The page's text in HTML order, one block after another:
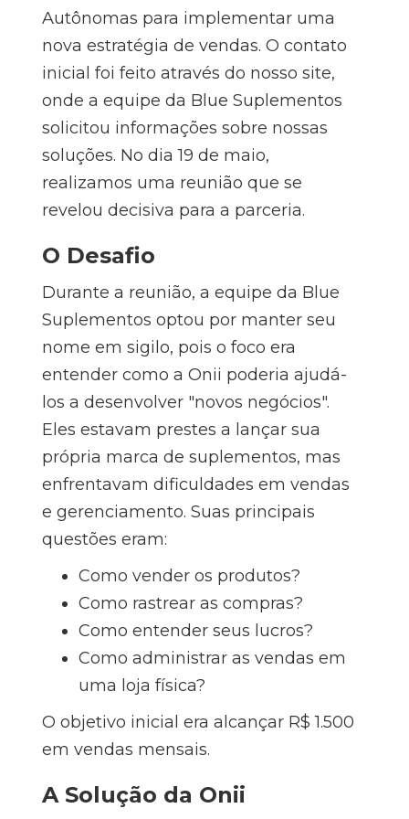
Autônomas para implementar uma
nova estratégia de vendas. O contato
inicial foi feito através do nosso site,
onde a equipe da Blue Suplementos
solicitou informações sobre nossas
soluções. No dia 19 de maio,
realizamos uma reunião que se
revelou decisiva para a parceria.
O Desafio
Durante a reunião, a equipe da Blue
Suplementos optou por manter seu
nome em sigilo, pois o foco era
entender como a Onii poderia ajudá-
los a desenvolver "novos negócios".
Eles estavam prestes a lançar sua
própria marca de suplementos, mas
enfrentavam dificuldades em vendas
e gerenciamento. Suas principais
questões eram:
Como vender os produtos?
Como rastrear as compras?
Como entender seus lucros?
Como administrar as vendas em
uma loja física?
O objetivo inicial era alcançar R$ 1.500
em vendas mensais.
A Solução da Onii